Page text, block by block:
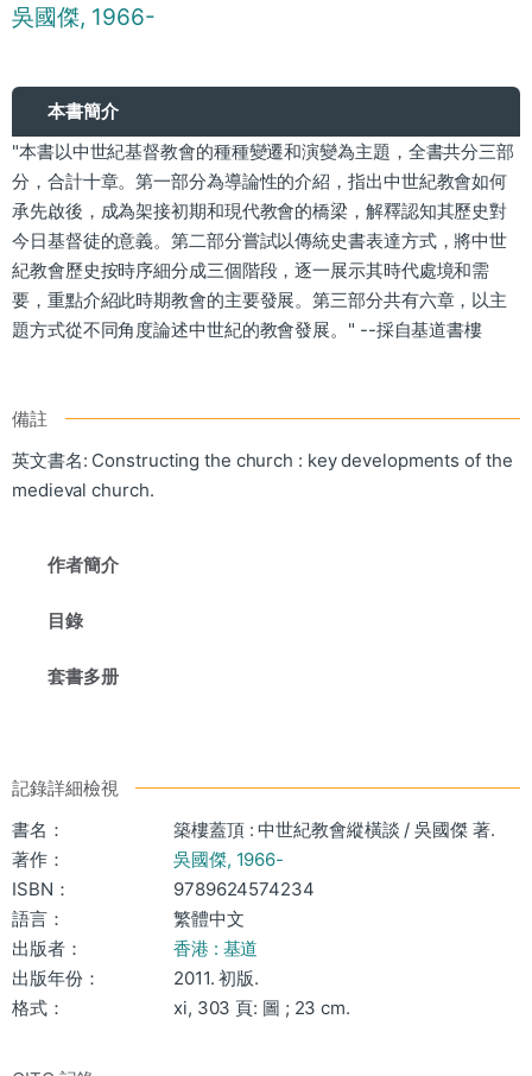
吳國傑, 1966-
本書簡介
作者簡介
目錄
套書多册
"本書以中世紀基督教會的種種變遷和演變為主題，全書共分三部
分，合計十章。第一部分為導論性的介紹，指出中世紀教會如何
承先啟後，成為架接初期和現代教會的橋梁，解釋認知其歷史對
今日基督徒的意義。第二部分嘗試以傳統史書表達方式，將中世
紀教會歷史按時序細分成三個階段，逐一展示其時代處境和需
要，重點介紹此時期教會的主要發展。第三部分共有六章，以主
題方式從不同角度論述中世紀的教會發展。" --採自基道書樓
備註
英文書名: Constructing the church : key developments of the
medieval church.
記錄詳細檢視
書名：
築樓蓋頂 : 中世紀教會縱橫談 / 吳國傑 著.
著作：
吳國傑, 1966-
ISBN：
9789624574234
語言：
繁體中文
出版者：
香港 : 基道
出版年份：
2011. 初版.
格式：
xi, 303 頁: 圖 ; 23 cm.